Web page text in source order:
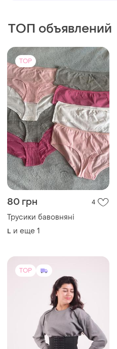
ТОП объявлений
TOP
80 грн 4
Трусики бавовняні
L и еще 1
TOP